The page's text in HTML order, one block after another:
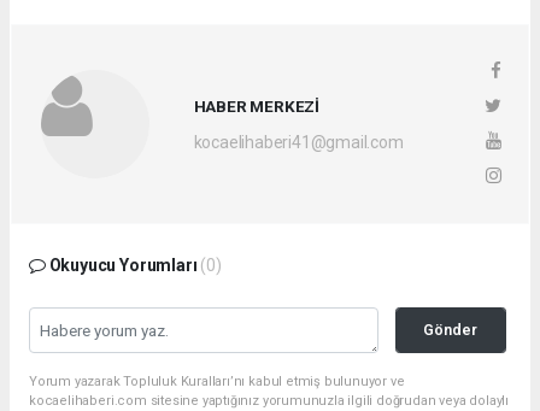
HABER MERKEZİ
kocaelihaberi41@gmail.com
Okuyucu Yorumları (0)
Gönder
Yorum yazarak Topluluk Kuralları’nı kabul etmiş bulunuyor ve
kocaelihaberi.com sitesine yaptığınız yorumunuzla ilgili doğrudan veya dolaylı